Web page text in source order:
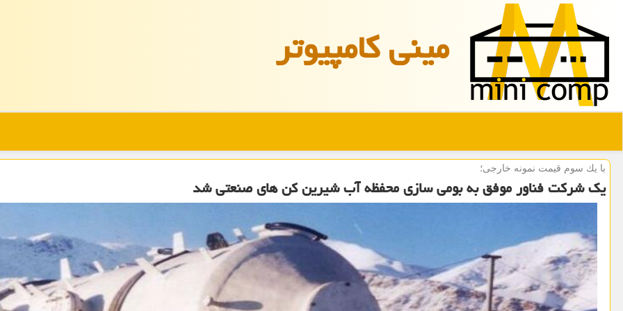
مینی كامپیوتر
با یك سوم قیمت نمونه خارجی؛
یک شرکت فناور موفق به بومی سازی محفظه آب شیرین کن های صنعتی شد